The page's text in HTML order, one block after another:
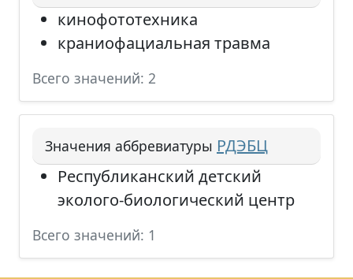
кинофототехника
краниофациальная травма
Всего значений: 2
Значения аббревиатуры РДЭБЦ
Республиканский детский
эколого-биологический центр
Всего значений: 1